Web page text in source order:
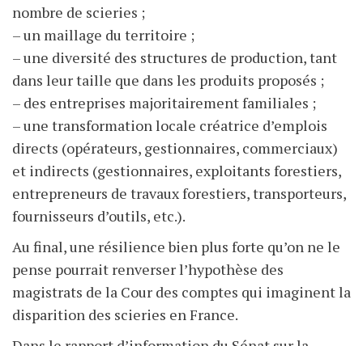
nombre de scieries ;
– un maillage du territoire ;
– une diversité des structures de production, tant
dans leur taille que dans les produits proposés ;
– des entreprises majoritairement familiales ;
– une transformation locale créatrice d’emplois
directs (opérateurs, gestionnaires, commerciaux)
et indirects (gestionnaires, exploitants forestiers,
entrepreneurs de travaux forestiers, transporteurs,
fournisseurs d’outils, etc.).
Au final, une résilience bien plus forte qu’on ne le
pense pourrait renverser l’hypothèse des
magistrats de la Cour des comptes qui imaginent la
disparition des scieries en France.